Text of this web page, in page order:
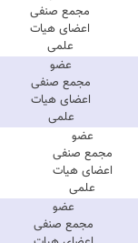
مجمع صنفی
اعضای هیات
علمی
عضو
مجمع صنفی
اعضای هیات
علمی
عضو
مجمع صنفی
اعضای هیات
علمی
عضو
مجمع صنفی